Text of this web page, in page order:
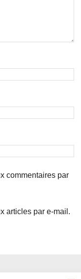
commentaires par
articles par e-mail.